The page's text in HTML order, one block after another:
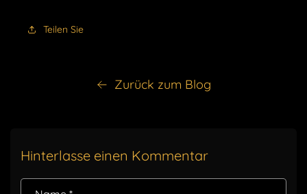
Teilen Sie
Zurück zum Blog
Hinterlasse einen Kommentar